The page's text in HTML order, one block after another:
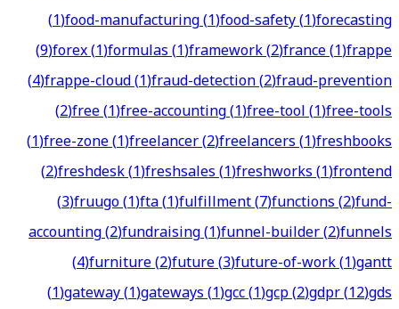
(1)food-manufacturing(1)food-safety(1)forecasting
(9)forex(1)formulas(1)framework(2)france(1)frappe
(4)frappe-cloud(1)fraud-detection(2)fraud-prevention
(2)free(1)free-accounting(1)free-tool(1)free-tools
(1)free-zone(1)freelancer(2)freelancers(1)freshbooks
(2)freshdesk(1)freshsales(1)freshworks(1)frontend
(3)fruugo(1)fta(1)fulfillment(7)functions(2)fund-
accounting(2)fundraising(1)funnel-builder(2)funnels
(4)furniture(2)future(3)future-of-work(1)gantt
(1)gateway(1)gateways(1)gcc(1)gcp(2)gdpr(12)gds